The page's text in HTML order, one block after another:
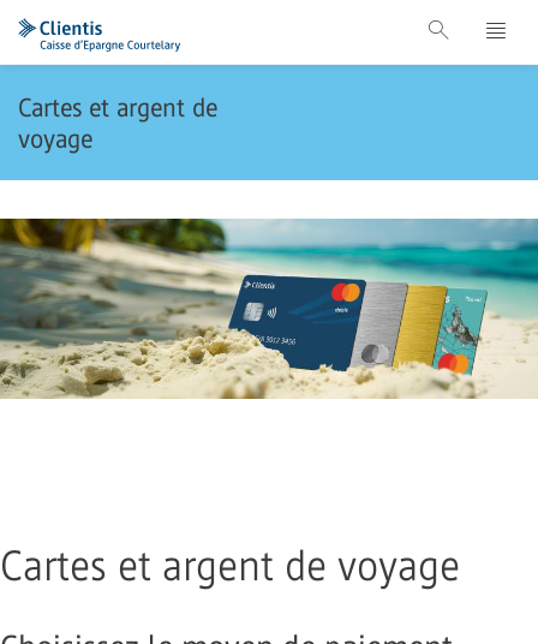
Cartes et argent de
voyage
Cartes et argent de voyage